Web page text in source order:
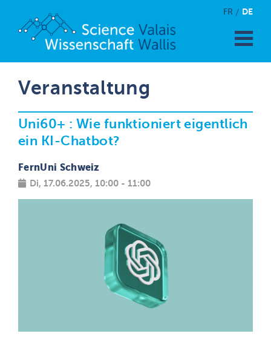
FR DE
Veranstaltung
Uni60+ : Wie funktioniert eigentlich
ein KI-Chatbot?
FernUni Schweiz
Di, 17.06.2025, 10:00 - 11:00